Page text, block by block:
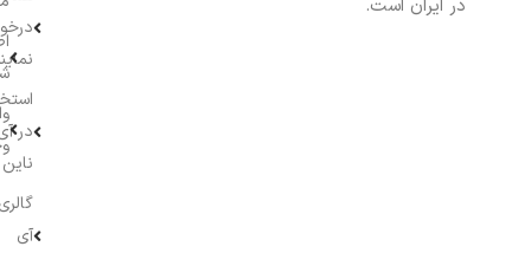
در ایران است.
در
ناین
آی